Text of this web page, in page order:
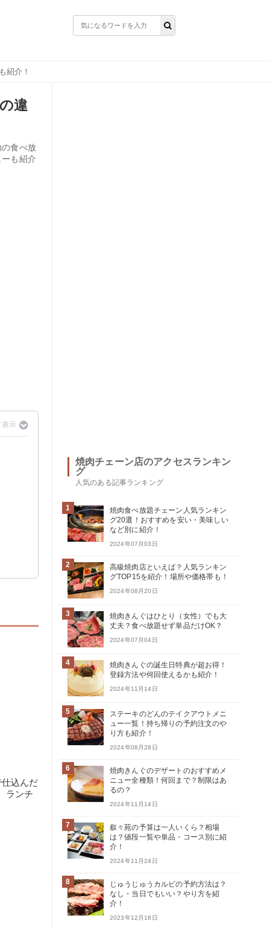
紹介！
違
食べ放
も紹介
込んだ
ランチ
焼肉チェーン店のアクセスランキン
グ
人気のある記事ランキング
1
焼肉食べ放題チェーン人気ランキン
グ20選！おすすめを安い・美味しい
など別に紹介！
2024年07月03日
2
高級焼肉店といえば？人気ランキン
グTOP15を紹介！場所や価格帯も！
2024年08月20日
3
焼肉きんぐはひとり（女性）でも大
丈夫？食べ放題せず単品だけOK？
2024年07月04日
4
焼肉きんぐの誕生日特典が超お得！
登録方法や何回使えるかも紹介！
2024年11月14日
5
ステーキのどんのテイクアウトメニ
ュー一覧！持ち帰りの予約注文のや
り方も紹介！
2024年08月28日
6
焼肉きんぐのデザートのおすすめメ
ニュー全種類！何回まで？制限はあ
るの？
2024年11月14日
7
叙々苑の予算は一人いくら？相場
は？値段一覧や単品・コース別に紹
介！
2024年11月24日
8
じゅうじゅうカルビの予約方法は？
なし・当日でもいい？やり方を紹
介！
2023年12月18日